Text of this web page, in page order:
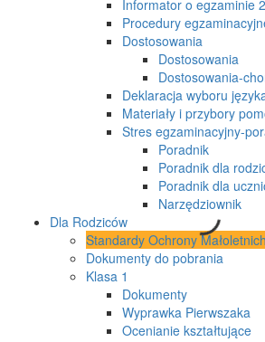
Informator o egzaminie
Procedury
Dostosowania
Dostosowania
Dostosowania-
Deklaracja wyboru
Materiały i przybory
Stres egzaminacyjny-
Poradnik
Poradnik dla
Poradnik dla
Narzędziownik
Dla Rodziców
Standardy Ochrony Małoletnich
Dokumenty do pobrania
Klasa 1
Dokumenty
Wyprawka Pierwszaka
Ocenianie kształtujące